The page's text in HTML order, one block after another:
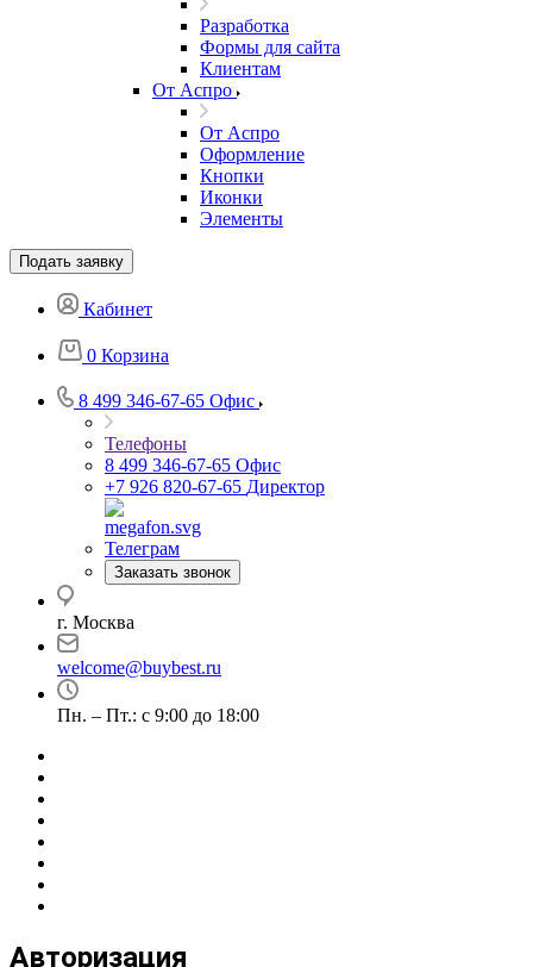
Разработка
Формы для сайта
Клиентам
От Аспро
От Аспро
Оформление
Кнопки
Иконки
Элементы
Подать заявку
Кабинет
0 Корзина
8 499 346-67-65 Офис
Телефоны
8 499 346-67-65 Офис
+7 926 820-67-65 Директор
Телеграм
Заказать звонок
г. Москва
welcome@buybest.ru
Пн. – Пт.: с 9:00 до 18:00
Авторизация